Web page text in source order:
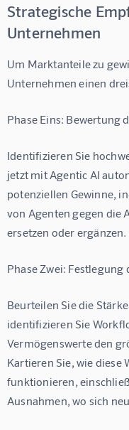
Strategische
Unternehmen
Um Marktanteile zu
Unternehmen einen
Phase Eins: Bewertung
Identifizieren Sie
jetzt mit Agentic AI
potenziellen Gewinne,
von Agenten gegen die
ersetzen oder ergänzen.
Phase Zwei: Festlegung
Beurteilen Sie die
identifizieren Sie
Vermögenswerte den
Kartieren Sie, wie diese
funktionieren,
Ausnahmen, wo sich